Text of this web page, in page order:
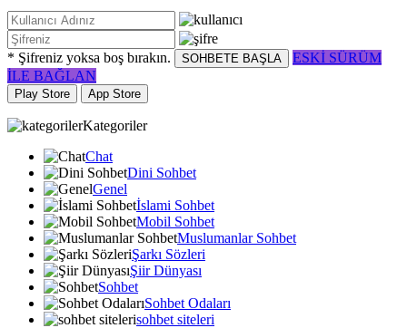
* Şifreniz yoksa boş bırakın. SOHBETE BAŞLA
ESKİ SÜRÜM
İLE BAĞLAN
Play Store App Store
Kategoriler
Chat
Dini Sohbet
Genel
İslami Sohbet
Mobil Sohbet
Muslumanlar Sohbet
Şarkı Sözleri
Şiir Dünyası
Sohbet
Sohbet Odaları
sohbet siteleri